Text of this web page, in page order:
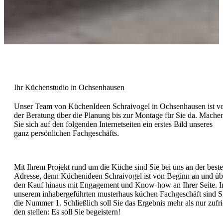
Ihr Küchenstudio in Ochsenhausen
Unser Team von KüchenIdeen Schraivogel in Ochsenhausen ist
der Be­ra­tung über die Pla­nung bis zur Mon­tage für Sie da.
Sie sich auf den fol­gen­den Inter­net­seiten ein erstes Bild unseres
ganz per­sön­lichen Fach­ge­schäfts.
Mit Ihrem Projekt rund um die Küche sind Sie bei uns an der
Adresse, denn Küchenideen Schraivogel ist von Be­ginn an und
den Kauf hin­aus mit En­gage­ment und Know-how an Ihrer Seite.
unserem in­ha­ber­ge­führ­ten muster­haus küchen Fach­ge­schäft sind
die Nummer 1. Schließ­lich soll Sie das Er­geb­nis mehr als nur
den stellen: Es soll Sie begeistern!